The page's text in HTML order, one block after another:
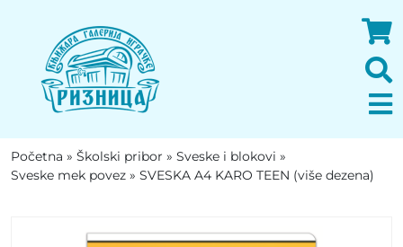
Početna » Školski pribor » Sveske i blokovi »
Sveske mek povez » SVESKA A4 KARO TEEN (više dezena)